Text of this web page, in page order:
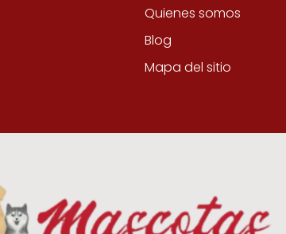
Quienes somos
Blog
Mapa del sitio